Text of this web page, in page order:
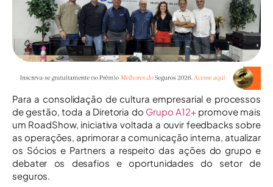
Para a consolidação de cultura empresarial e processos
de gestão, toda a Diretoria do Grupo A12+promove mais
um RoadShow, iniciativa voltada a ouvir feedbacks sobre
as operações, aprimorar a comunicação interna, atualizar
os Sócios e Partners a respeito das ações do grupo e
debater os desafios e oportunidades do setor de
seguros.